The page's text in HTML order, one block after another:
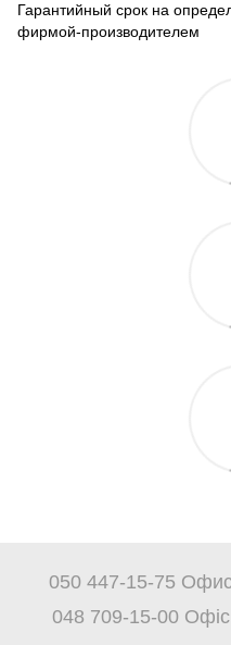
Гарантийный срок на
фирмой-производителем
050 447-15-75
048 709-15-00 Офіс